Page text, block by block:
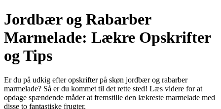
Jordbær og Rabarber
Marmelade: Lækre Opskrifter
og Tips
Er du på udkig efter opskrifter på skøn jordbær og rabarber
marmelade? Så er du kommet til det rette sted! Læs videre for at
opdage spændende måder at fremstille den lækreste marmelade med
disse to fantastiske frugter.